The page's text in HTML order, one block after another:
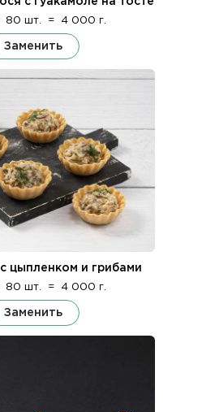
80 шт. = 4 000 г.
Заменить
цыпленком и грибами
80 шт. = 4 000 г.
Заменить